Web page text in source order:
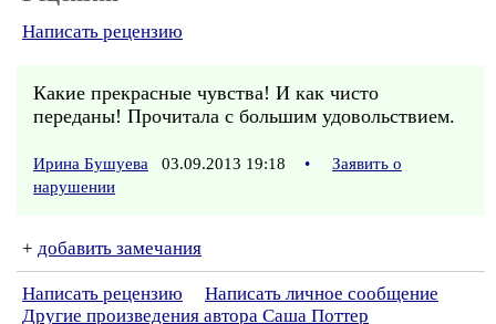
Написать рецензию
Какие прекрасные чувства! И как чисто
переданы! Прочитала с большим удовольствием.
Ирина Бушуева 03.09.2013 19:18 •
Заявить о
нарушении
+ добавить замечания
Написать рецензию
Написать личное сообщение
Другие произведения автора Саша Поттер